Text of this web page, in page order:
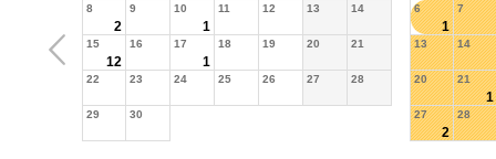
8
2
9 10
1
11 12 13 14
15
12
16 17
1
18 19 20 21
22 23 24 25 26 27 28
29 30
6
1
7
13 14
20 21
1
27
2
28